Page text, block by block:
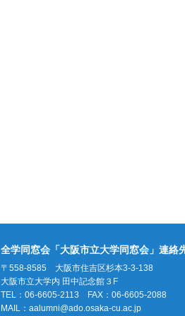
全学同窓会「大阪市立大学同窓会」連絡
〒558-8585 大阪市住吉区杉本3-3-138
大阪市立大学内 田中記念館３F
TEL：06-6605-2113 FAX：06-6605-2088
MAIL： aalumni@ado.osaka-cu.ac.jp